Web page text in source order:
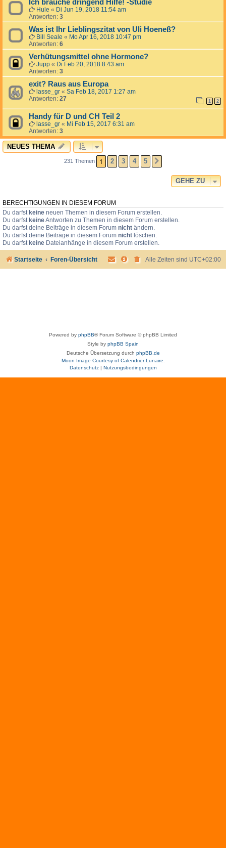
Ich brauche dringend Hilfe! -Studie
Hule « Di Jun 19, 2018 11:54 am
Antworten: 3
Was ist Ihr Lieblingszitat von Uli Hoeneß?
Bill Seale « Mo Apr 16, 2018 10:47 pm
Antworten: 6
Verhütungsmittel ohne Hormone?
Jupp « Di Feb 20, 2018 8:43 am
Antworten: 3
exit? Raus aus Europa
lasse_gr « Sa Feb 18, 2017 1:27 am
Antworten: 27 1 2
Handy für D und CH Teil 2
lasse_gr « Mi Feb 15, 2017 6:31 am
Antworten: 3
NEUES THEMA
231 Themen 1 2 3 4 5
GEHE ZU
BERECHTIGUNGEN IN DIESEM FORUM
Du darfst keine neuen Themen in diesem Forum erstellen.
Du darfst keineAntworten zu Themen in diesem Forum erstellen.
Du darfst deine Beiträge in diesem Forum nicht ändern.
Du darfst deine Beiträge in diesem Forum nicht löschen.
Du darfst keine Dateianhänge in diesem Forum erstellen.
Startseite Foren-Übersicht Alle Zeiten sind UTC+02:00
Powered by phpBB® Forum Software © phpBB Limited
Style by phpBB Spain
Deutsche Übersetzung durch phpBB.de
Moon Image Courtesy of Calendrier Lunaire.
Datenschutz| Nutzungsbedingungen